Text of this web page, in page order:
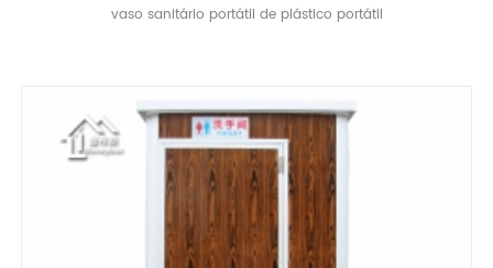
vaso sanitário portátil de plástico portátil